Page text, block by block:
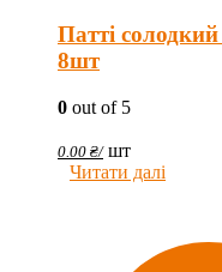
Патті
8шт
0 out of 5
0.00 ₴/ шт
Читати далі